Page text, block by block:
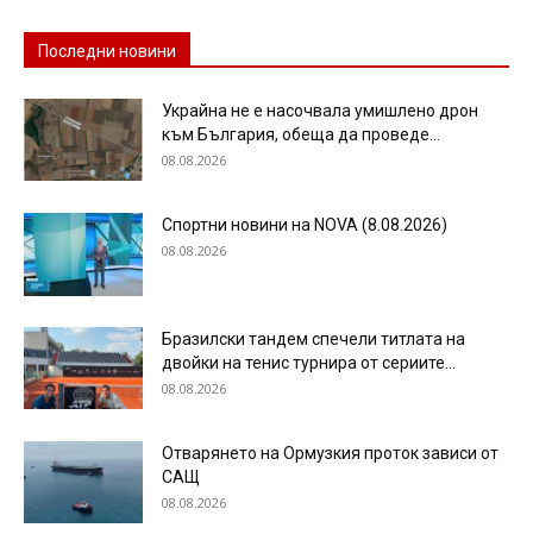
Последни новини
Украйна не е насочвала умишлено дрон
към България, обеща да проведе...
08.08.2026
Спортни новини на NOVA (8.08.2026)
08.08.2026
Бразилски тандем спечели титлата на
двойки на тенис турнира от сериите...
08.08.2026
Отварянето на Ормузкия проток зависи от
САЩ
08.08.2026